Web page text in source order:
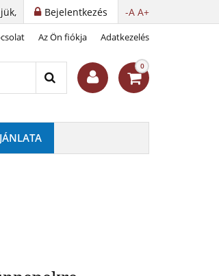
-A A+
Bejelentkezés
Az Ön fiókja Adatkezelés
0